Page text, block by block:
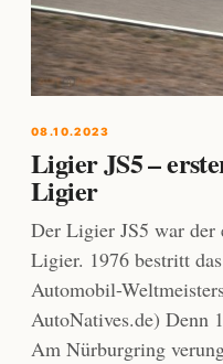
08.10.2023
Ligier JS5 –
Ligier
Der Ligier JS5 war der
Ligier. 1976 bestritt
Automobil-
AutoNatives.de) Denn
Am Nürburgring